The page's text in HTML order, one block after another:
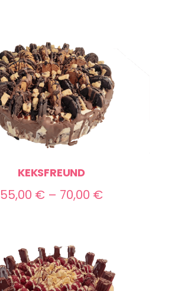
KEKSFREUND
55,00 € – 70,00 €Preisspanne: